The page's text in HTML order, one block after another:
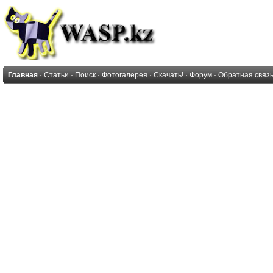
Главная · Статьи · Поиск · Фотогалерея · Скачать! · Форум · Обратная связь